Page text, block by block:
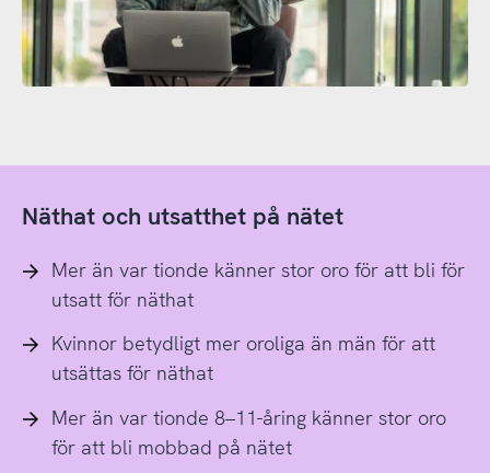
Näthat och utsatthet på nätet
Mer än var tionde känner stor oro för att bli för
utsatt för näthat
Kvinnor betydligt mer oroliga än män för att
utsättas för näthat
Mer än var tionde 8–11-åring känner stor oro
för att bli mobbad på nätet